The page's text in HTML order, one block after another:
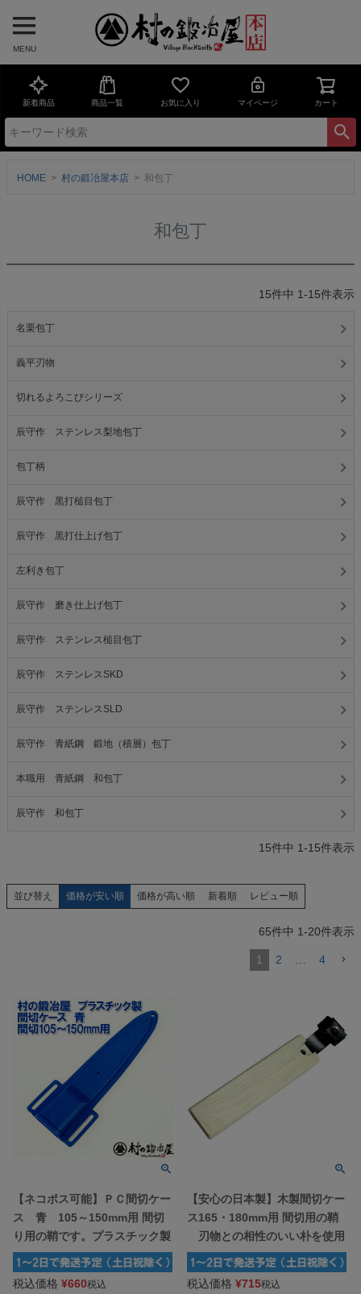
MENU
新着商品 商品一覧 お気に入り マイページ カート
HOME 村の鍛冶屋本店 和包丁
和包丁
15件中 1-15件表示
名栗包丁
義平刃物
切れるよろこびシリーズ
辰守作 ステンレス梨地包丁
包丁柄
辰守作 黒打槌目包丁
辰守作 黒打仕上げ包丁
左利き包丁
辰守作 磨き仕上げ包丁
辰守作 ステンレス槌目包丁
辰守作 ステンレスSKD
辰守作 ステンレスSLD
辰守作 青紙鋼 鍛地（積層）包丁
本職用 青紙鋼 和包丁
辰守作 和包丁
15件中 1-15件表示
並び替え 価格が安い順 価格が高い順 新着順 レビュー順
65件中 1-20件表示
1 2 4
【ネコポス可能】ＰＣ間切ケー
ス 青 105～150mm用 間切
り用の鞘です。プラスチック製
税込価格 ¥660税込
【安心の日本製】木製間切ケー
ス165・180mm用 間切用の鞘
刃物との相性のいい朴を使用
税込価格 ¥715税込